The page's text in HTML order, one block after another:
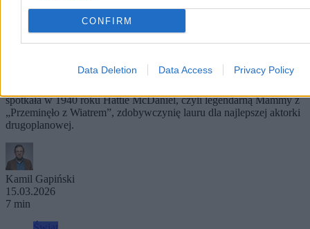
CONFIRM
Data Deletion Data Access Privacy Policy
Oscary: skandale, wpadki i żarty, które
zapamiętał świat
uroczystości nie możesz siedzieć z pozostałymi gośćmi, bo tak się
składa, że masz czarny kolor skóry, a hotel, w którym odbywa się
spotkała w 1940 roku Hattie McDaniel, czyli legendarną Mammy z
„Przeminęło z Wiatrem”, zdobywczynię lauru dla najlepszej aktorki
drugoplanowej.
Kamil Gapiński
15.03.2026
7 min